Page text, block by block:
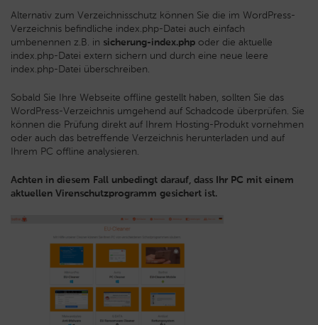
Alternativ zum Verzeichnisschutz können Sie die im WordPress-
Verzeichnis befindliche index.php-Datei auch einfach
umbenennen z.B. in sicherung-index.php oder die aktuelle
index.php-Datei extern sichern und durch eine neue leere
index.php-Datei überschreiben.
Sobald Sie Ihre Webseite offline gestellt haben, sollten Sie das
WordPress-Verzeichnis umgehend auf Schadcode überprüfen. Sie
können die Prüfung direkt auf Ihrem Hosting-Produkt vornehmen
oder auch das betreffende Verzeichnis herunterladen und auf
Ihrem PC offline analysieren.
Achten in diesem Fall unbedingt darauf, dass Ihr PC mit einem
aktuellen Virenschutzprogramm gesichert ist.